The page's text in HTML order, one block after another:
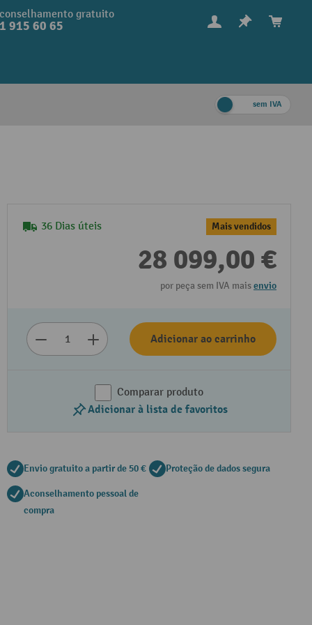
gratuito
915 60 65
sem IVA
36 Dias úteis Mais vendidos
28 099,00 €
por peça sem IVA maisenvio
Adicionar ao carrinho
Comparar produto
Adicionar à lista de favoritos
Envio gratuito a partir de 50 € Proteção de dados segura
Aconselhamento pessoal de
compra